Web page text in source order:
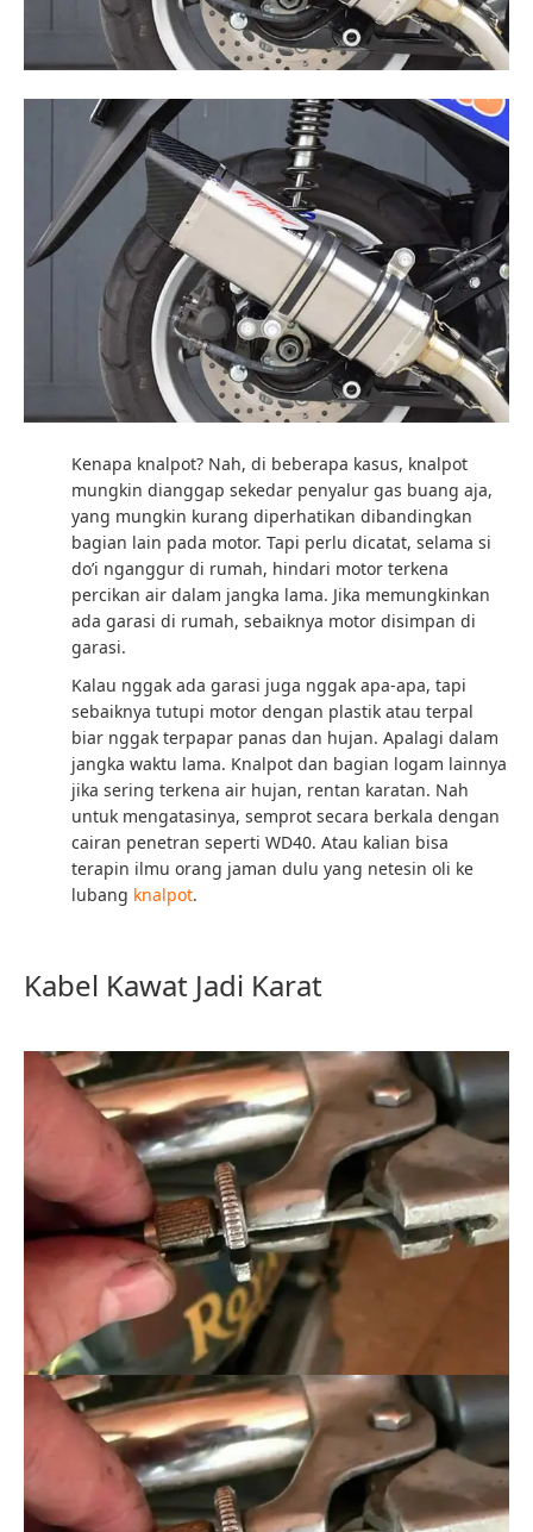
Kenapa knalpot? Nah, di beberapa kasus, knalpot
mungkin dianggap sekedar penyalur gas buang aja,
yang mungkin kurang diperhatikan dibandingkan
bagian lain pada motor. Tapi perlu dicatat, selama si
do’i nganggur di rumah, hindari motor terkena
percikan air dalam jangka lama. Jika memungkinkan
ada garasi di rumah, sebaiknya motor disimpan di
garasi.
Kalau nggak ada garasi juga nggak apa-apa, tapi
sebaiknya tutupi motor dengan plastik atau terpal
biar nggak terpapar panas dan hujan. Apalagi dalam
jangka waktu lama. Knalpot dan bagian logam lainnya
jika sering terkena air hujan, rentan karatan. Nah
untuk mengatasinya, semprot secara berkala dengan
cairan penetran seperti WD40. Atau kalian bisa
terapin ilmu orang jaman dulu yang netesin oli ke
lubang knalpot.
Kabel Kawat Jadi Karat